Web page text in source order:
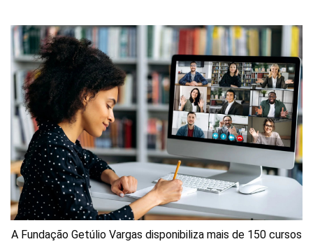
A Fundação Getúlio Vargas disponibiliza mais de 150 cursos